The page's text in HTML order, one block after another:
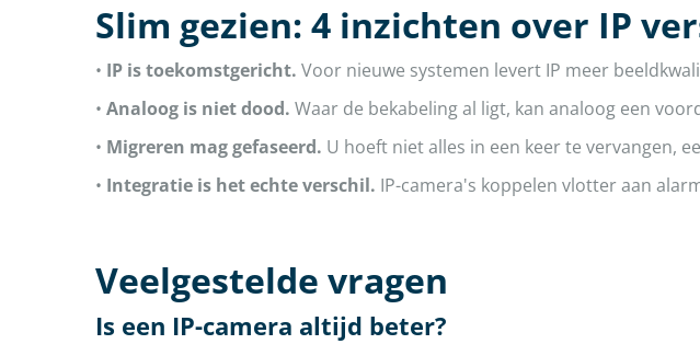
Slim gezien: 4 inzichten over IP
• IP is toekomstgericht. Voor nieuwe systemen levert IP meer
• Analoog is niet dood. Waar de bekabeling al ligt, kan analoog een
• Migreren mag gefaseerd. U hoeft niet alles in een keer te vervangen,
• Integratie is het echte verschil. IP-camera's koppelen vlotter aan
Veelgestelde vragen
Is een IP-camera altijd beter?